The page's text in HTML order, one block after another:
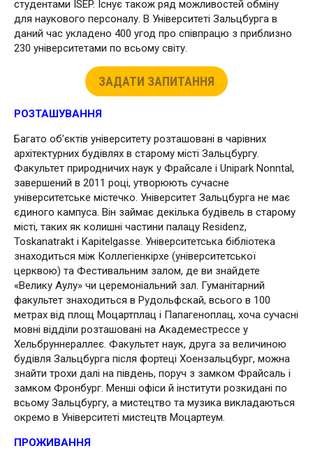
студентами ISEP. Існує також ряд можливостей обміну
для наукового персоналу. В Університеті Зальцбурга в
даний час укладено 400 угод про співпрацю з приблизно
230 університетами по всьому світу.
ЗАДАТИ ЗАПИТАННЯ
РОЗТАШУВАННЯ
Багато об’єктів університету розташовані в чарівних
архітектурних будівлях в старому місті Зальцбургу.
Факультет природничих наук у Фрайсале і Unipark Nonntal,
завершений в 2011 році, утворюють сучасне
університетське містечко. Університет Зальцбурга не має
єдиного кампуса. Він займає декілька будівель в старому
місті, таких як колишні частини палацу Residenz,
Toskanatrakt і Kapitelgasse. Університетська бібліотека
знаходиться між Коллегіенкірхе (університетської
церквою) та Фестивальним залом, де ви знайдете
«Велику Аулу» чи церемоніальний зал. Гуманітарний
факультет знаходиться в Рудольфскай, всього в 100
метрах від площ Моцартплац і Папагеноплац, хоча сучасні
мовні відділи розташовані на Академестрессе у
Хельбруннераллеє. Факультет наук, друга за величиною
будівля Зальцбурга після фортеці Хоензальцбург, можна
знайти трохи далі на південь, поруч з замком Фрайсаль і
замком Фронбург. Менші офіси й інститути розкидані по
всьому Зальцбургу, а мистецтво та музика викладаються
окремо в Університеті мистецтв Моцартеум.
ПРОЖИВАННЯ